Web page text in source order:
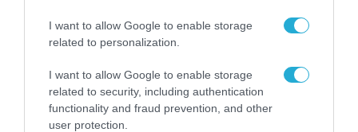
I want to allow Google to enable storage
related to personalization.
I want to allow Google to enable storage
related to security, including authentication
functionality and fraud prevention, and other
user protection.
που γέλασε στη φωτιά